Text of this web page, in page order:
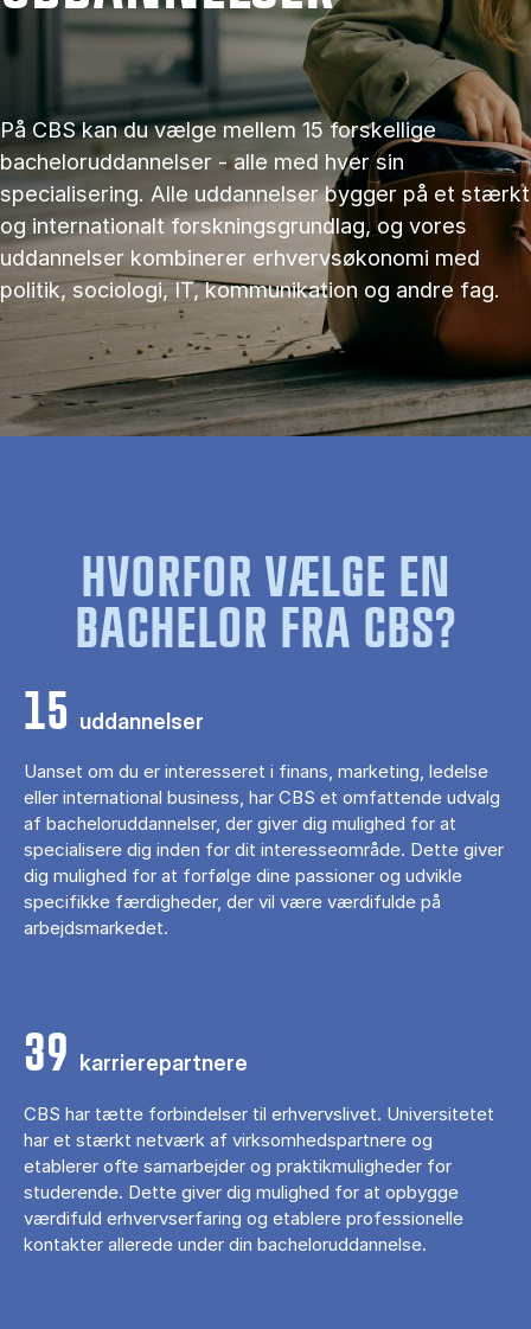
På CBS kan du vælge mellem 15 forskellige
bacheloruddannelser - alle med hver sin
specialisering. Alle uddannelser bygger på et stærkt
og internationalt forskningsgrundlag, og vores
uddannelser kombinerer erhvervsøkonomi med
politik, sociologi, IT, kommunikation og andre fag.
HVORFOR VÆLGE EN
BACHELOR FRA CBS?
15 uddannelser
Uanset om du er interesseret i finans, marketing, ledelse
eller international business, har CBS et omfattende udvalg
af bacheloruddannelser, der giver dig mulighed for at
specialisere dig inden for dit interesseområde. Dette giver
dig mulighed for at forfølge dine passioner og udvikle
specifikke færdigheder, der vil være værdifulde på
arbejdsmarkedet.
39 karrierepartnere
CBS har tætte forbindelser til erhvervslivet. Universitetet
har et stærkt netværk af virksomhedspartnere og
etablerer ofte samarbejder og praktikmuligheder for
studerende. Dette giver dig mulighed for at opbygge
værdifuld erhvervserfaring og etablere professionelle
kontakter allerede under din bacheloruddannelse.